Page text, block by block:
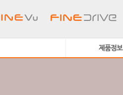
제품정보